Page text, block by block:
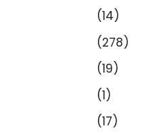
(14)
(278)
(19)
(1)
(17)